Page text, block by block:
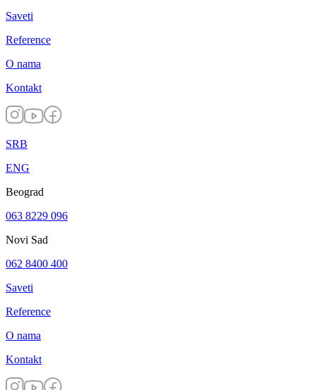
Saveti
Reference
O nama
Kontakt
SRB
ENG
Beograd
063 8229 096
Novi Sad
062 8400 400
Saveti
Reference
O nama
Kontakt